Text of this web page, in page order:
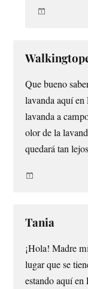
Que bueno
lavanda aquí en
lavanda a
olor de la
quedará tan
Tania
¡Hola! Madre
lugar que se
estando aquí en